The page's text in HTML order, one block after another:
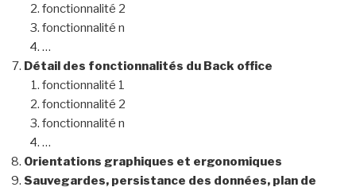
fonctionnalité 2
fonctionnalité n
…
Détail des fonctionnalités du Back office
fonctionnalité 1
fonctionnalité 2
fonctionnalité n
…
Orientations graphiques et ergonomiques
Sauvegardes, persistance des données, plan de